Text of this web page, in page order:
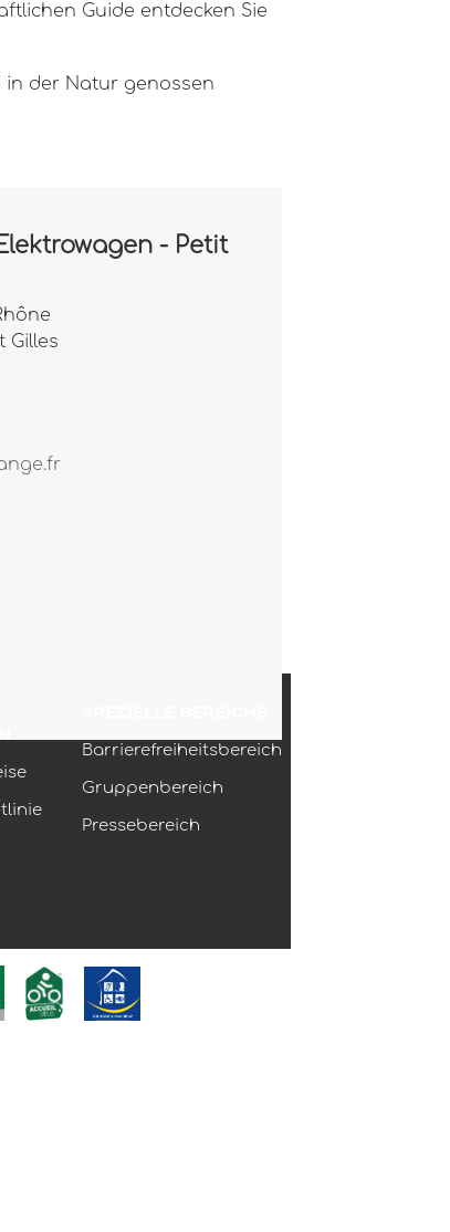
Guide entdecken Sie
der Natur genossen
- Petit
Gilles
Barrierefreiheitsbereich
Gruppenbereich
Pressebereich